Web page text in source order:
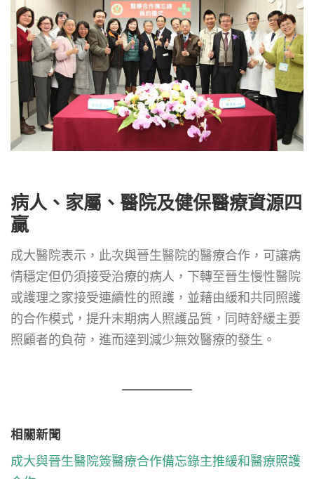
病人、家屬、醫院及健保醫療資源四
贏
成大醫院表示，此次與晉生醫院的醫療合作，可讓病
情穩定但仍須接受治療的病人，下轉至晉生慢性醫院
或護理之家接受連續性的照護，並藉由緩和共同照護
的合作模式，提升末期病人照護品質，同時舒緩主要
照顧者的負荷，進而達到減少無效醫療的發生。
相關新聞
成大與晉生醫院簽醫療合作備忘錄主推緩和醫療照護